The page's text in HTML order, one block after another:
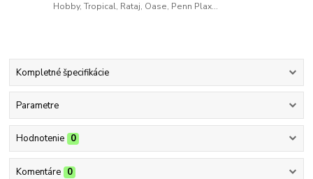
Hobby, Tropical, Rataj, Oase, Penn Plax...
Kompletné špecifikácie
Parametre
Hodnotenie 0
Komentáre 0